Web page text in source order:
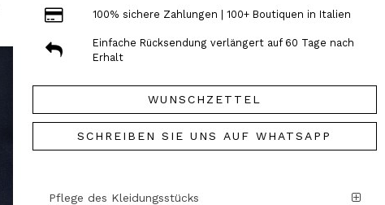
100% sichere Zahlungen | 100+ Boutiquen in Italien
Einfache Rücksendung verlängert auf 60 Tage nach
Erhalt
WUNSCHZETTEL
SCHREIBEN SIE UNS AUF WHATSAPP
Pflege des Kleidungsstücks